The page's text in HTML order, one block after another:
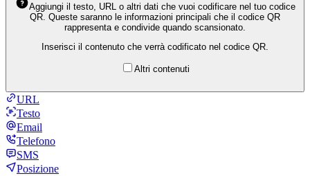
Aggiungi il testo, URL o altri dati che vuoi codificare nel tuo codice
QR. Queste saranno le informazioni principali che il codice QR
rappresenta e condivide quando scansionato.
Inserisci il contenuto che verrà codificato nel codice QR.
Altri contenuti
URL
Testo
Email
Telefono
SMS
Posizione